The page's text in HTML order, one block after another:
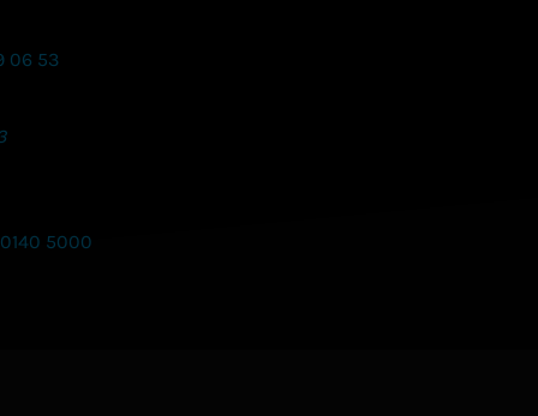
06 53
5000